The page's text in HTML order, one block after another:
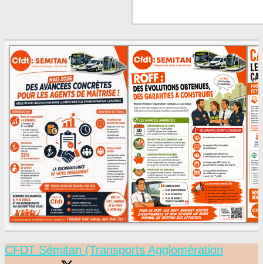
CFDT Sémitan (Transports Agglomération